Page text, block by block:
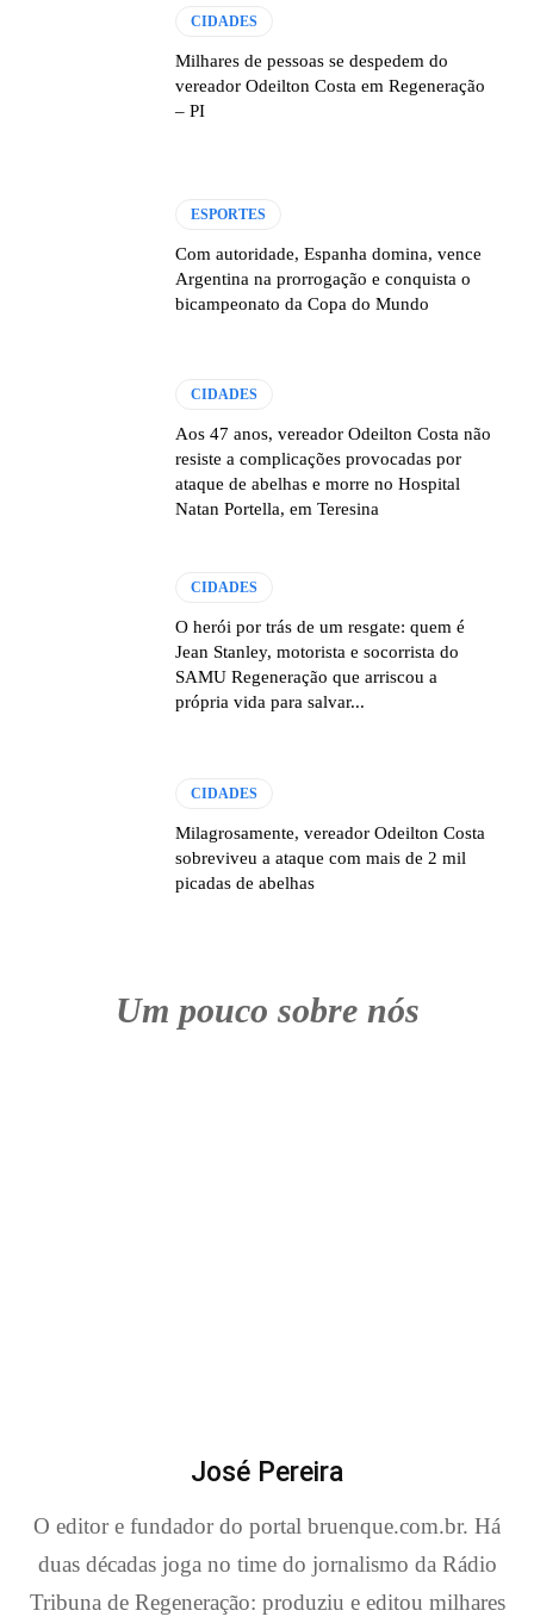
CIDADES
Milhares de pessoas se despedem do
vereador Odeilton Costa em Regeneração
– PI
ESPORTES
Com autoridade, Espanha domina, vence
Argentina na prorrogação e conquista o
bicampeonato da Copa do Mundo
CIDADES
Aos 47 anos, vereador Odeilton Costa não
resiste a complicações provocadas por
ataque de abelhas e morre no Hospital
Natan Portella, em Teresina
CIDADES
O herói por trás de um resgate: quem é
Jean Stanley, motorista e socorrista do
SAMU Regeneração que arriscou a
própria vida para salvar...
CIDADES
Milagrosamente, vereador Odeilton Costa
sobreviveu a ataque com mais de 2 mil
picadas de abelhas
Um pouco sobre nós
José Pereira
O editor e fundador do portal bruenque.com.br. Há
duas décadas joga no time do jornalismo da Rádio
Tribuna de Regeneração: produziu e editou milhares